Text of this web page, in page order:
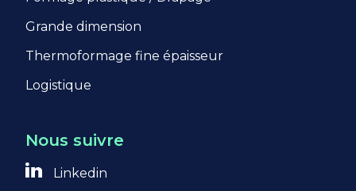
https://policies.google.com/privacy?
hl=fr
Grande dimension
Thermoformage fine épaisseur
Logistique
Nous suivre
Linkedin